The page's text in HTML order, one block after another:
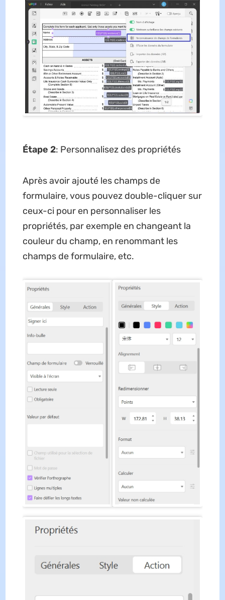
Étape 2: Personnalisez des propriétés
Après avoir ajouté les champs de
formulaire, vous pouvez double-cliquer sur
ceux-ci pour en personnaliser les
propriétés, par exemple en changeant la
couleur du champ, en renommant les
champs de formulaire, etc.